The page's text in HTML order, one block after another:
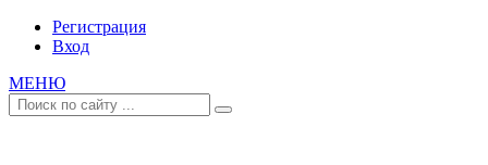
Регистрация
Вход
МЕНЮ